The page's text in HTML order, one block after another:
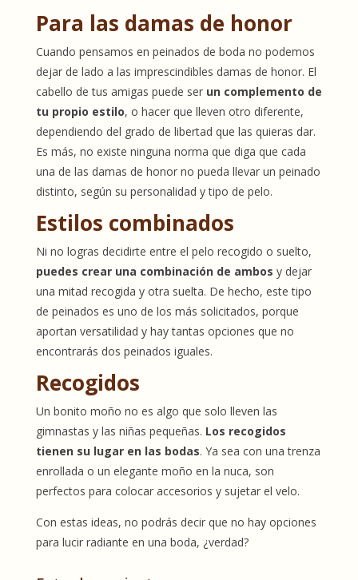
Para las damas de honor
Cuando pensamos en peinados de boda no podemos
dejar de lado a las imprescindibles damas de honor. El
cabello de tus amigas puede ser un complemento de
tu propio estilo, o hacer que lleven otro diferente,
dependiendo del grado de libertad que las quieras dar.
Es más, no existe ninguna norma que diga que cada
una de las damas de honor no pueda llevar un peinado
distinto, según su personalidad y tipo de pelo.
Estilos combinados
Ni no logras decidirte entre el pelo recogido o suelto,
puedes crear una combinación de ambos y dejar
una mitad recogida y otra suelta. De hecho, este tipo
de peinados es uno de los más solicitados, porque
aportan versatilidad y hay tantas opciones que no
encontrarás dos peinados iguales.
Recogidos
Un bonito moño no es algo que solo lleven las
gimnastas y las niñas pequeñas. Los recogidos
tienen su lugar en las bodas. Ya sea con una trenza
enrollada o un elegante moño en la nuca, son
perfectos para colocar accesorios y sujetar el velo.
Con estas ideas, no podrás decir que no hay opciones
para lucir radiante en una boda, ¿verdad?